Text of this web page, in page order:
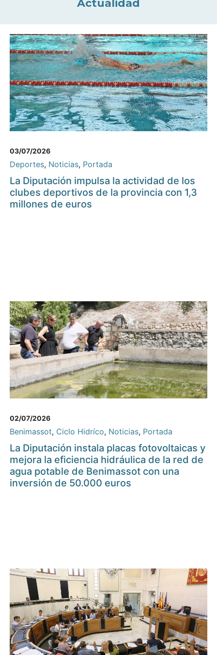
Actualidad
03/07/2026
Deportes, Noticias, Portada
La Diputación impulsa la actividad de los
clubes deportivos de la provincia con 1,3
millones de euros
02/07/2026
Benimassot, Ciclo Hidríco, Noticias, Portada
La Diputación instala placas fotovoltaicas y
mejora la eficiencia hidráulica de la red de
agua potable de Benimassot con una
inversión de 50.000 euros